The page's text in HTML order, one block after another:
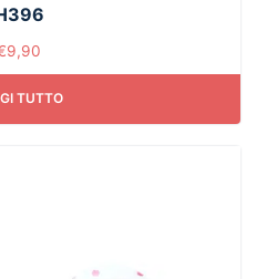
9,90
TUTTO